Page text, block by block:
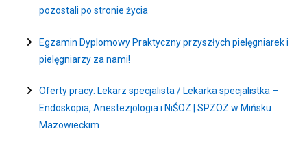
pozostali po stronie życia
Egzamin Dyplomowy Praktyczny przyszłych pielęgniarek i
pielęgniarzy za nami!
Oferty pracy: Lekarz specjalista / Lekarka specjalistka –
Endoskopia, Anestezjologia i NiŚOZ | SPZOZ w Mińsku
Mazowieckim